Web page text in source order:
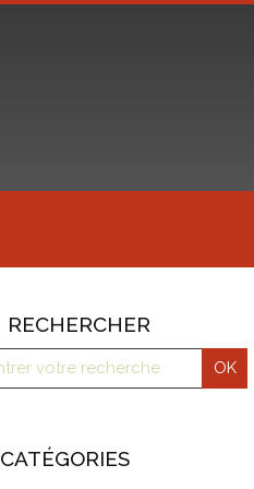
RECHERCHER
CATÉGORIES